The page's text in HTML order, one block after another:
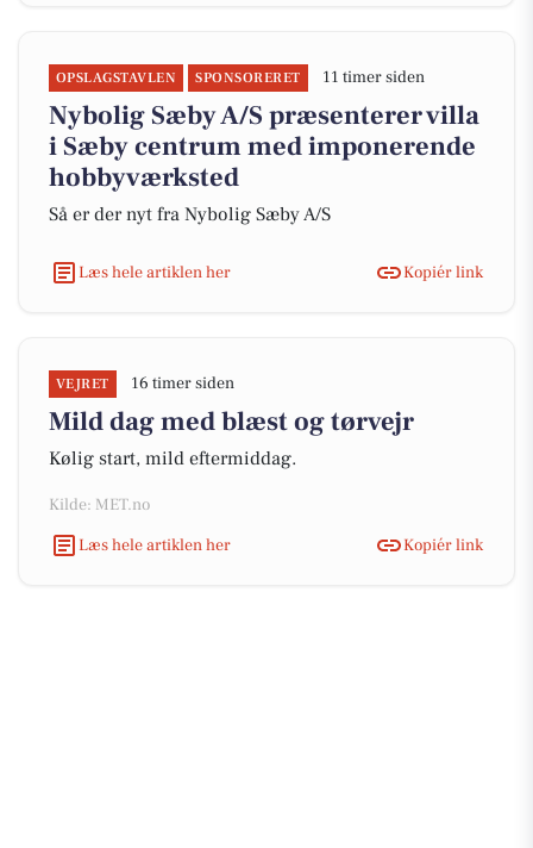
OPSLAGSTAVLEN SPONSORERET 11 timer siden
Nybolig Sæby A/S præsenterer villa
i Sæby centrum med imponerende
hobbyværksted
Så er der nyt fra Nybolig Sæby A/S
Læs hele artiklen her Kopiér link
VEJRET 16 timer siden
Mild dag med blæst og tørvejr
Kølig start, mild eftermiddag.
Kilde: MET.no
Læs hele artiklen her
Kopiér link